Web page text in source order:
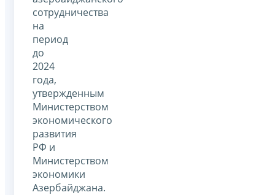
сотрудничества
на
период
до
2024
года,
утвержденным
Министерством
экономического
развития
РФ и
Министерством
экономики
Азербайджана.